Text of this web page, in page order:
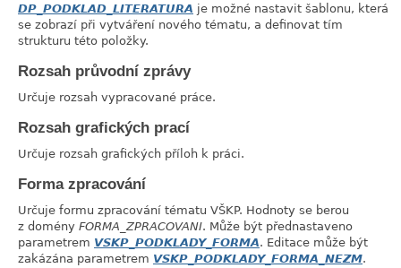
DP_PODKLAD_LITERATURA je možné nastavit šablonu, která
se zobrazí při vytváření nového tématu, a definovat tím
strukturu této položky.
Rozsah průvodní zprávy
Určuje rozsah vypracované práce.
Rozsah grafických prací
Určuje rozsah grafických příloh k práci.
Forma zpracování
Určuje formu zpracování tématu VŠKP. Hodnoty se berou
z domény FORMA_ZPRACOVANI. Může být přednastaveno
parametrem VSKP_PODKLADY_FORMA. Editace může být
zakázána parametrem VSKP_PODKLADY_FORMA_NEZM.